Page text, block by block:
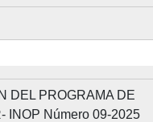
DEL PROGRAMA DE
INOP Número 09-2025